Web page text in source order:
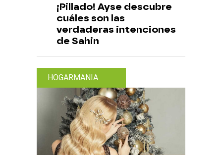
¡Pillado! Ayse descubre
cuáles son las
verdaderas intenciones
de Sahin
HOGARMANIA